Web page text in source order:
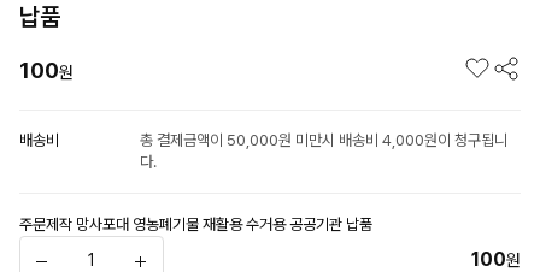
납품
100원
배송비
총 결제금액이 50,000원 미만시 배송비 4,000원이 청구됩니
다.
주문제작 망사포대 영농폐기물 재활용 수거용 공공기관 납품
100원